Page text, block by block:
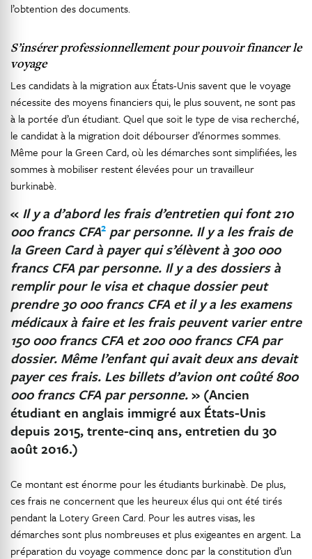
l’obtention des documents.
S’insérer professionnellement pour pouvoir financer le
voyage
Les candidats à la migration aux États-Unis savent que le voyage
nécessite des moyens financiers qui, le plus souvent, ne sont pas
à la portée d’un étudiant. Quel que soit le type de visa recherché,
le candidat à la migration doit débourser d’énormes sommes.
Même pour la Green Card, où les démarches sont simplifiées, les
sommes à mobiliser restent élevées pour un travailleur
burkinabè.
« Il y a d’abord les frais d’entretien qui font 210
000 francs CFA2 par personne. Il y a les frais de
la Green Card à payer qui s’élèvent à 300 000
francs CFA par personne. Il y a des dossiers à
remplir pour le visa et chaque dossier peut
prendre 30 000 francs CFA et il y a les examens
médicaux à faire et les frais peuvent varier entre
150 000 francs CFA et 200 000 francs CFA par
dossier. Même l’enfant qui avait deux ans devait
payer ces frais. Les billets d’avion ont coûté 800
000 francs CFA par personne.» (Ancien
étudiant en anglais immigré aux États-Unis
depuis 2015, trente-cinq ans, entretien du 30
août 2016.)
Ce montant est énorme pour les étudiants burkinabè. De plus,
ces frais ne concernent que les heureux élus qui ont été tirés
pendant la Lotery Green Card. Pour les autres visas, les
démarches sont plus nombreuses et plus exigeantes en argent. La
préparation du voyage commence donc par la constitution d’un